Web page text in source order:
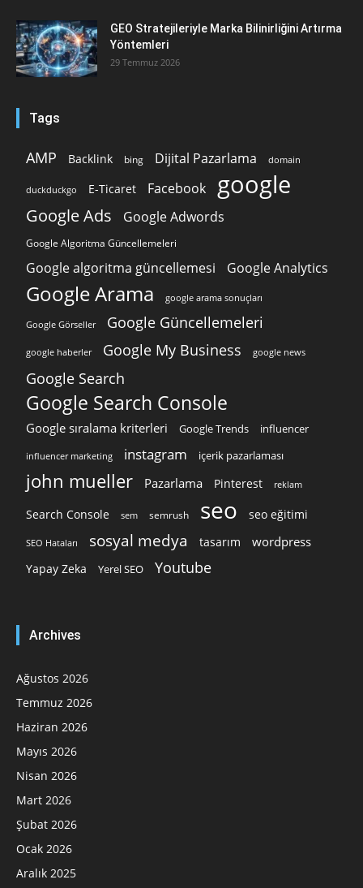
GEO Stratejileriyle Marka Bilinirliğini Artırma
Yöntemleri
29 Temmuz 2026
Tags
AMP Backlink bing Dijital Pazarlama domain
duckduckgo E-Ticaret Facebook google
Google Ads Google Adwords
Google Algoritma Güncellemeleri
Google algoritma güncellemesi Google Analytics
Google Arama google arama sonuçları
Google Görseller Google Güncellemeleri
google haberler Google My Business google news
Google Search
Google Search Console
Google sıralama kriterleri Google Trends influencer
influencer marketing instagram içerik pazarlaması
john mueller Pazarlama Pinterest reklam
Search Console sem semrush seo seo eğitimi
SEO Hataları sosyal medya tasarım wordpress
Yapay Zeka Yerel SEO Youtube
Archives
Ağustos 2026
Temmuz 2026
Haziran 2026
Mayıs 2026
Nisan 2026
Mart 2026
Şubat 2026
Ocak 2026
Aralık 2025